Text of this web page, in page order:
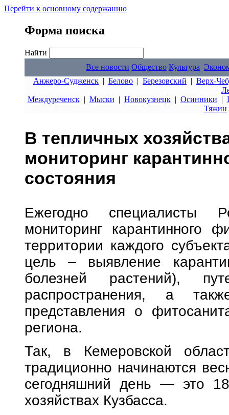
Перейти к основному содержанию
Форма поиска
Найти
Все новости Общество Культура
Анжеро-Судженск | Белово | Березовский | Верх-
Междуреченск| Мыски | Новокузнецк| Осинники |
Тяжин
В тепличных
мониторинг
состояния
Ежегодно специалисты
мониторинг карантинного
территории каждого
цель – выявление
болезней растений),
распространения, а
представления о
региона.
Так, в Кемеровской
традиционно начинаются
сегодняшний день — это
хозяйствах Кузбасса.